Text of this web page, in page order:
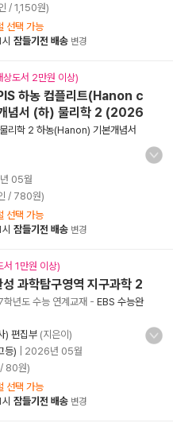
/ 1,150원)
선택 가능
잠들기전 배송 변경
상도서 2만원 이상)
하농 컴플리트(Hanon c
념서 (하) 물리학 2 (2026
리학 2 하농(Hanon) 기본개념서
05월
/ 780원)
선택 가능
잠들기전 배송 변경
서 1만원 이상)
과학탐구영역 지구과학 2
년도 수능 연계교재 - EBS 수능완
) 편집부 (지은이)
등)
2026년 05월
80원)
선택 가능
잠들기전 배송 변경